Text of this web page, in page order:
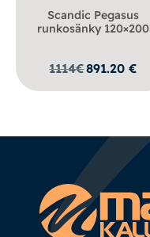
Scandic Pegasus
runkosänky 120×200
1114€891.20€